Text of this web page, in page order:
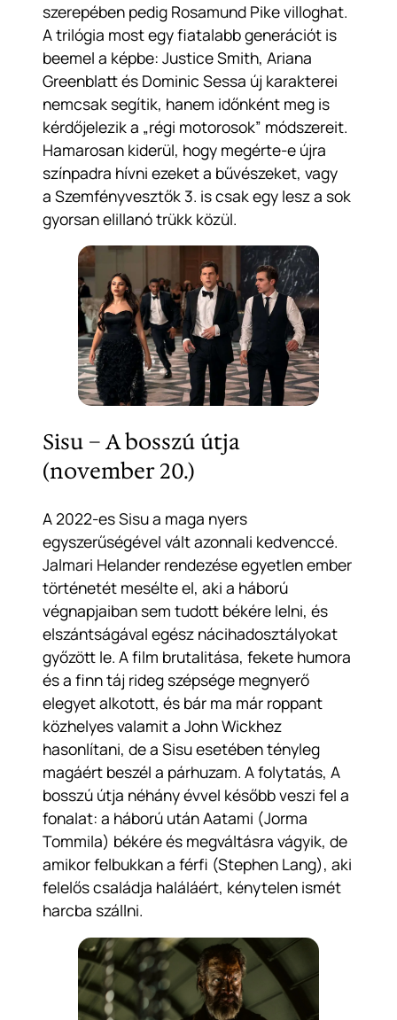
szerepében pedig Rosamund Pike villoghat.
A trilógia most egy fiatalabb generációt is
beemel a képbe: Justice Smith, Ariana
Greenblatt és Dominic Sessa új karakterei
nemcsak segítik, hanem időnként meg is
kérdőjelezik a „régi motorosok” módszereit.
Hamarosan kiderül, hogy megérte-e újra
színpadra hívni ezeket a bűvészeket, vagy
a Szemfényvesztők 3. is csak egy lesz a sok
gyorsan elillanó trükk közül.
Sisu – A bosszú útja
(november 20.)
A 2022-esSisua maga nyers
egyszerűségével vált azonnali kedvenccé.
Jalmari Helander rendezése egyetlen ember
történetét mesélte el, aki a háború
végnapjaiban sem tudott békére lelni, és
elszántságával egész nácihadosztályokat
győzött le. A film brutalitása, fekete humora
és a finn táj rideg szépsége megnyerő
elegyet alkotott, és bár ma már roppant
közhelyes valamit a John Wickhez
hasonlítani, de a Sisu esetében tényleg
magáért beszél a párhuzam. A folytatás, A
bosszú útja néhány évvel később veszi fel a
fonalat: a háború után Aatami (Jorma
Tommila) békére és megváltásra vágyik, de
amikor felbukkan a férfi (Stephen Lang), aki
felelős családja haláláért, kénytelen ismét
harcba szállni.